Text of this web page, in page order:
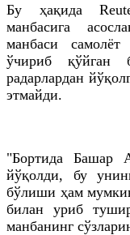
Бу ҳақида
манбасига
манбаси самолёт
ўчириб
радарлардан
этмайди.
"Бортида Башар
йўқолди, бу
бўлиши ҳам
билан уриб
манбанинг